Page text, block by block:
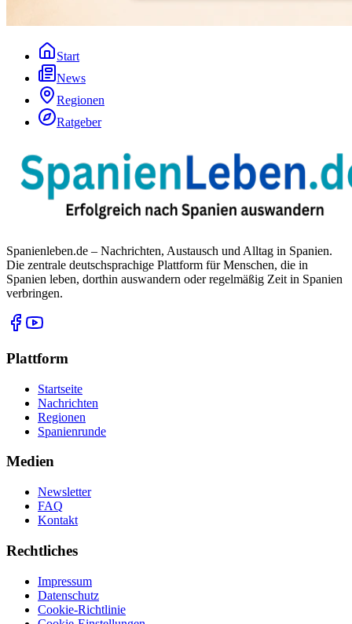
Start
News
Regionen
Ratgeber
Spanienleben.de – Nachrichten, Austausch und Alltag in Spanien.
Die zentrale deutschsprachige Plattform für Menschen, die in
Spanien leben, dorthin auswandern oder regelmäßig Zeit in Spanien
verbringen.
Plattform
Startseite
Nachrichten
Regionen
Spanienrunde
Medien
Newsletter
FAQ
Kontakt
Rechtliches
Impressum
Datenschutz
Cookie-Richtlinie